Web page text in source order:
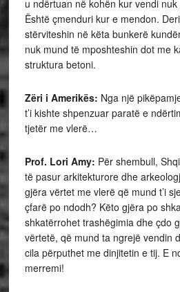
u ndërtuan në kohën kur vendi
Është çmenduri kur e mendon.
stërviteshin në këta bunkerë
nuk mund të mposhteshin dot me
struktura betoni.
Zëri i Amerikës: Nga një
t’i kishte shpenzuar paratë e
tjetër me vlerë…
Prof. Lori Amy: Për shembull,
të pasur arkitekturore dhe
gjëra vërtet me vlerë që mund t’i
çfarë po ndodh? Këto gjëra po
shkatërrohet trashëgimia dhe çdo
vërtetë, që mund ta ngrejë vendin
cila përputhet me dinjitetin e tij. E
merremi!